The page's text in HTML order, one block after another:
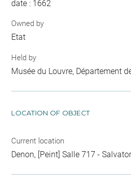
date : 1662
Owned by
Etat
Held by
Musée du Louvre, Département
LOCATION OF OBJECT
Current location
Denon, [Peint] Salle 717 -